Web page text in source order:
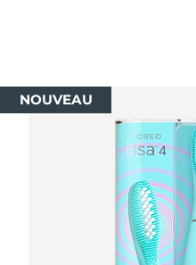
NOUVEAU